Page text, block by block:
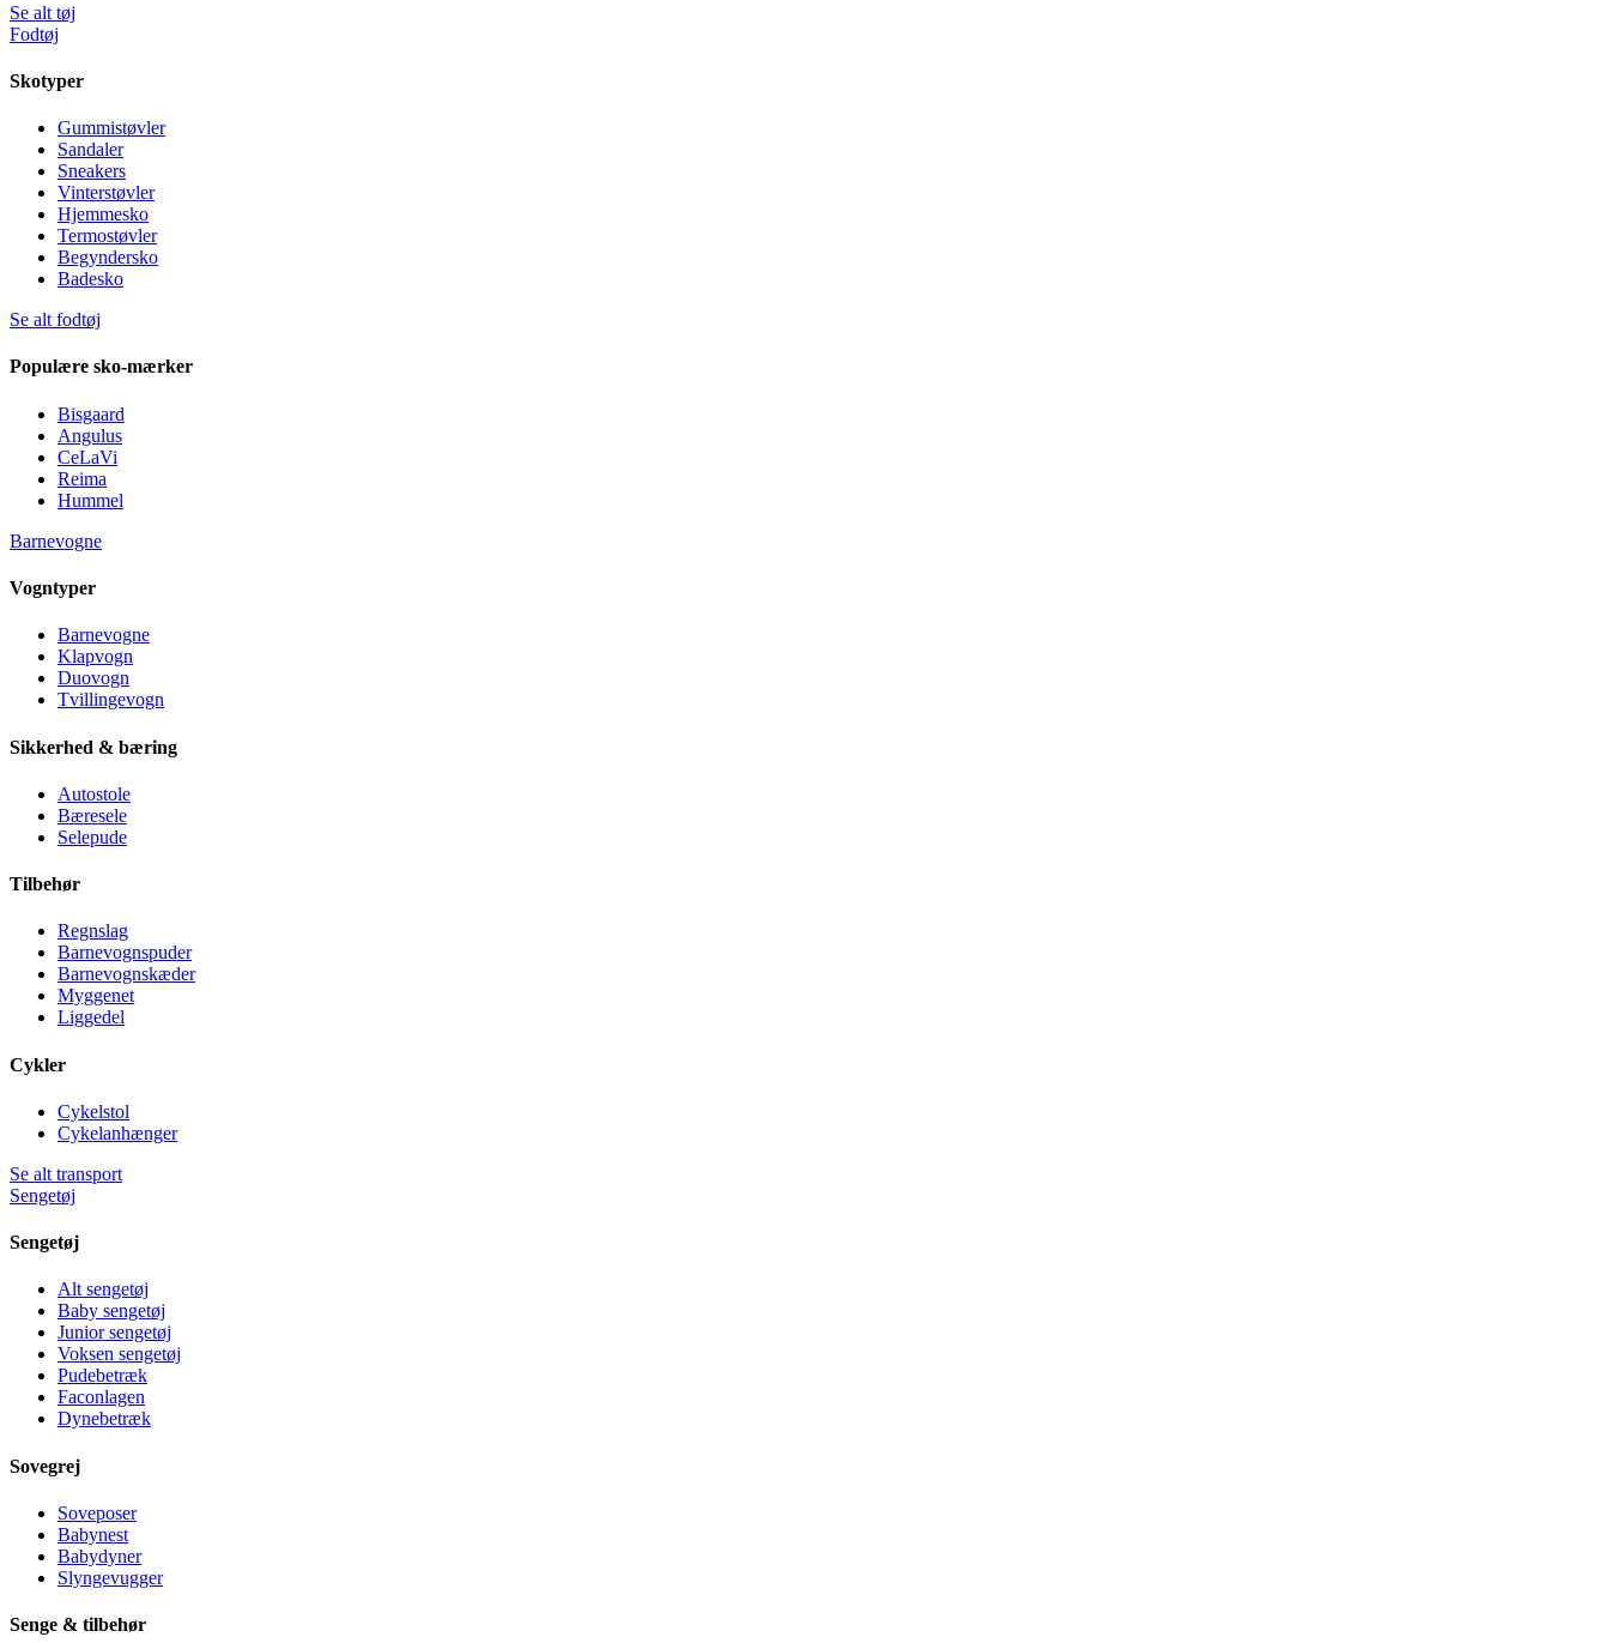
Se alt tøj
Fodtøj
Skotyper
Gummistøvler
Sandaler
Sneakers
Vinterstøvler
Hjemmesko
Termostøvler
Begyndersko
Badesko
Se alt fodtøj
Populære sko-mærker
Bisgaard
Angulus
CeLaVi
Reima
Hummel
Barnevogne
Vogntyper
Barnevogne
Klapvogn
Duovogn
Tvillingevogn
Sikkerhed & bæring
Autostole
Bæresele
Selepude
Tilbehør
Regnslag
Barnevognspuder
Barnevognskæder
Myggenet
Liggedel
Cykler
Cykelstol
Cykelanhænger
Se alt transport
Sengetøj
Sengetøj
Alt sengetøj
Baby sengetøj
Junior sengetøj
Voksen sengetøj
Pudebetræk
Faconlagen
Dynebetræk
Sovegrej
Soveposer
Babynest
Babydyner
Slyngevugger
Senge & tilbehør